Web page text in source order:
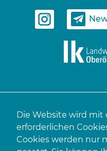
Die Website wird mit
erforderlichen
Cookies werden nur